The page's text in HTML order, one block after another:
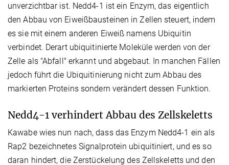
unverzichtbar ist. Nedd4-1 ist ein Enzym, das eigentlich
den Abbau von Eiweißbausteinen in Zellen steuert, indem
es sie mit einem anderen Eiweiß namens Ubiquitin
verbindet. Derart ubiquitinierte Moleküle werden von der
Zelle als "Abfall" erkannt und abgebaut. In manchen Fällen
jedoch führt die Ubiquitinierung nicht zum Abbau des
markierten Proteins sondern verändert dessen Funktion.
Nedd4-1 verhindert Abbau des Zellskeletts
Kawabe wies nun nach, dass das Enzym Nedd4-1 ein als
Rap2 bezeichnetes Signalprotein ubiquitiniert, und es so
daran hindert, die Zerstückelung des Zellskeletts und den